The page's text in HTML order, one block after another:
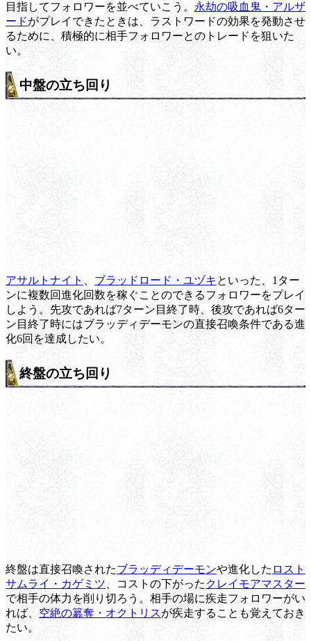
目指してフォロワーを並べていこう。 永劫の吸血鬼・アルザ
ードがプレイできたときは、ラストワードの効果を発動させ
るために、積極的に相手フォロワーとのトレードを狙いた
い。
中盤の立ち回り
アサルトナイト 、 ブラッドロード・ユヅキ といった、1ター
ンに複数回進化回数を稼ぐことのできるフォロワーをプレイ
しよう。先攻であれば7ターン目終了時、後攻であれば6ター
ン目終了時にはブラッディデーモンの直接召喚条件である進
化6回を達成したい。
終盤の立ち回り
終盤は直接召喚されたブラッディデーモンや進化した ロスト
サムライ・カゲミツ 、コストの下がった クレイモアマスター
で相手の体力を削り切ろう。相手の場に疾走フォロワーがい
れば、 空絶の簒奪・オクトリスが疾走することも覚えておき
たい。